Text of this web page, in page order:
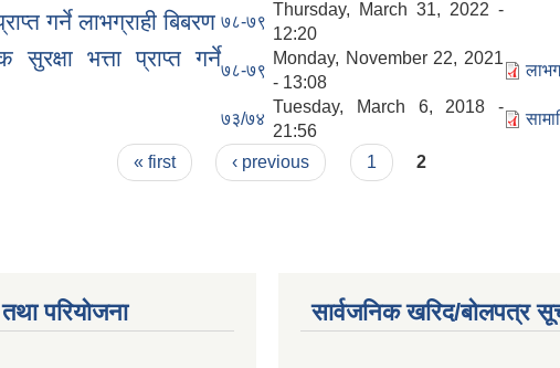
गर्ने लाभग्राही बिबरण ७८-७९
Thursday, March 31, 2022 -
12:20
भत्ता प्राप्त गर्ने७८-७९
Monday, November 22, 2021
- 13:08
७३/७४
Tuesday, March 6, 2018 -
21:56
« first ‹ previous 1 2
परियोजना सार्वजनिक खरिद/बोलपत्र